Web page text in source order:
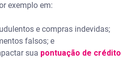
exemplo em:
e compras indevidas;
falsos; e
sua pontuação de crédito